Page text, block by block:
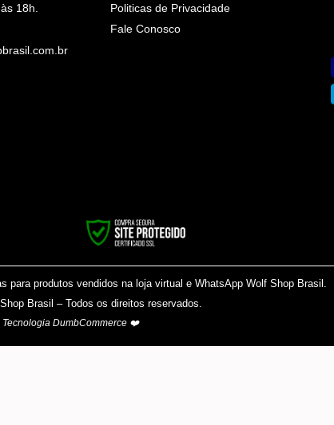
18h.
Politicas de Privacidade
Fale Conosco
para produtos vendidos na loja virtual e WhatsApp Wolf Shop Brasil.
Brasil – Todos os direitos reservados.
Tecnologia DumbCommerce ❤️